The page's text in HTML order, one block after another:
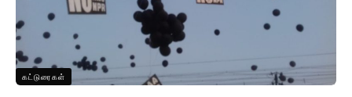
கட்டுரைகள்